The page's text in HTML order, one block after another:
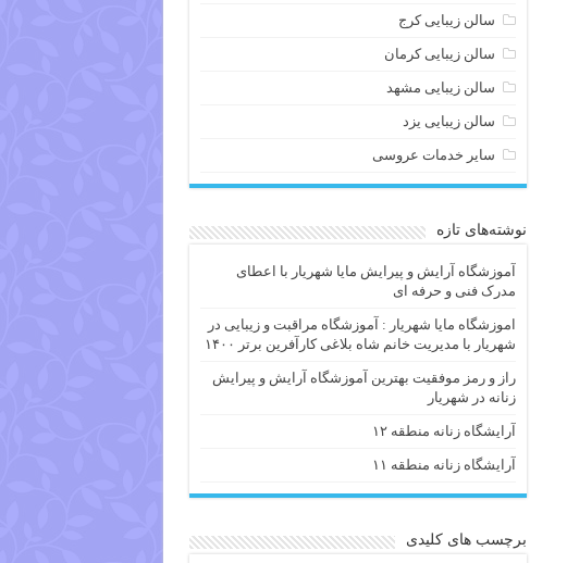
سالن زیبایی کرج
سالن زیبایی کرمان
سالن زیبایی مشهد
سالن زیبایی یزد
سایر خدمات عروسی
نوشته‌های تازه
آموزشگاه آرایش و پیرایش مایا شهریار با اعطای
مدرک فنی و حرفه ای
اموزشگاه مایا شهریار : آموزشگاه مراقبت و زیبایی در
شهریار با مدیریت خانم شاه بلاغی کارآفرین برتر ۱۴۰۰
راز و رمز موفقیت بهترین آموزشگاه آرایش و پیرایش
زنانه در شهریار
آرایشگاه زنانه منطقه ۱۲
آرایشگاه زنانه منطقه ۱۱
برچسب های کلیدی